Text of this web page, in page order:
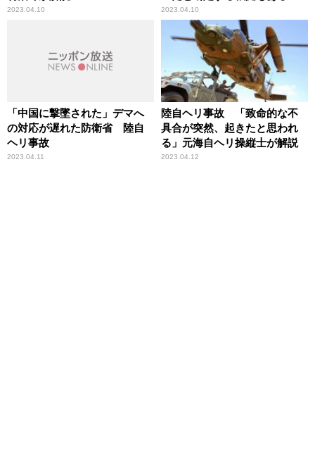
2023.04.10
辛坊治郎が解説
2023.04.10
「中国に撃墜された」デマへ
の対応が遅れた防衛省 陸自
ヘリ事故
2023.04.11
陸自ヘリ事故 「致命的な不
具合が突然、起きたと思われ
る」元海自ヘリ操縦士が解説
2023.04.12